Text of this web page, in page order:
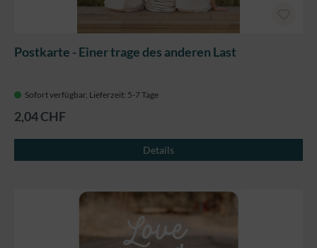
Postkarte - Einer trage des anderen Last
Sofort verfügbar, Lieferzeit: 5-7 Tage
2,04 CHF
Details